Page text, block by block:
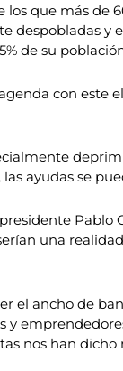
que más de
y
de su
con este
ayudas se
Pablo
una
el ancho de
y
nos han dicho